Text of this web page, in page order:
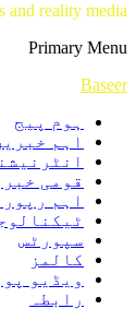
and reality media
Primary Menu
Baseer
ہوم پیج
اہم
قومی
اہم
سپورٹس
کالمز
ویڈیو
رابطہ